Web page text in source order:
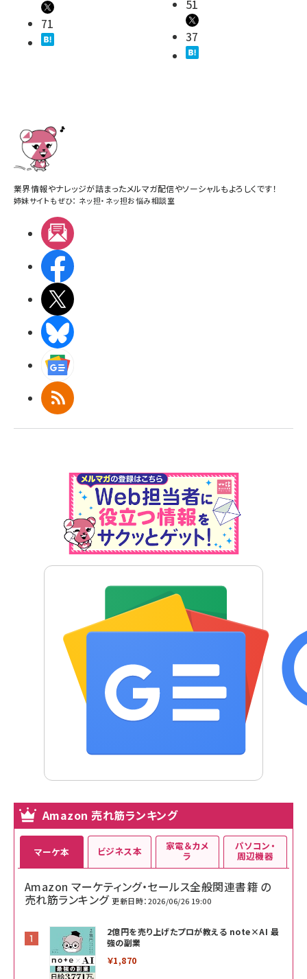
71
51
37
業界情報やナレッジが詰まったメルマガ配信やソーシャルもよろしくです！
姉妹サイトもぜひ： ネッ担・ ネッ担お悩み相談室
RSS
Amazon 売れ筋ランキング
マーケ本
Amazon マーケティング・セールス全般関連書籍 の
売れ筋ランキング 更新日時：2026/06/26 19:00
2億円を売り上げたプロが教える note×AI 最
強の副業
￥1,870
ビジネス本 家電＆カメ
ラ
パソコン・
周辺機器